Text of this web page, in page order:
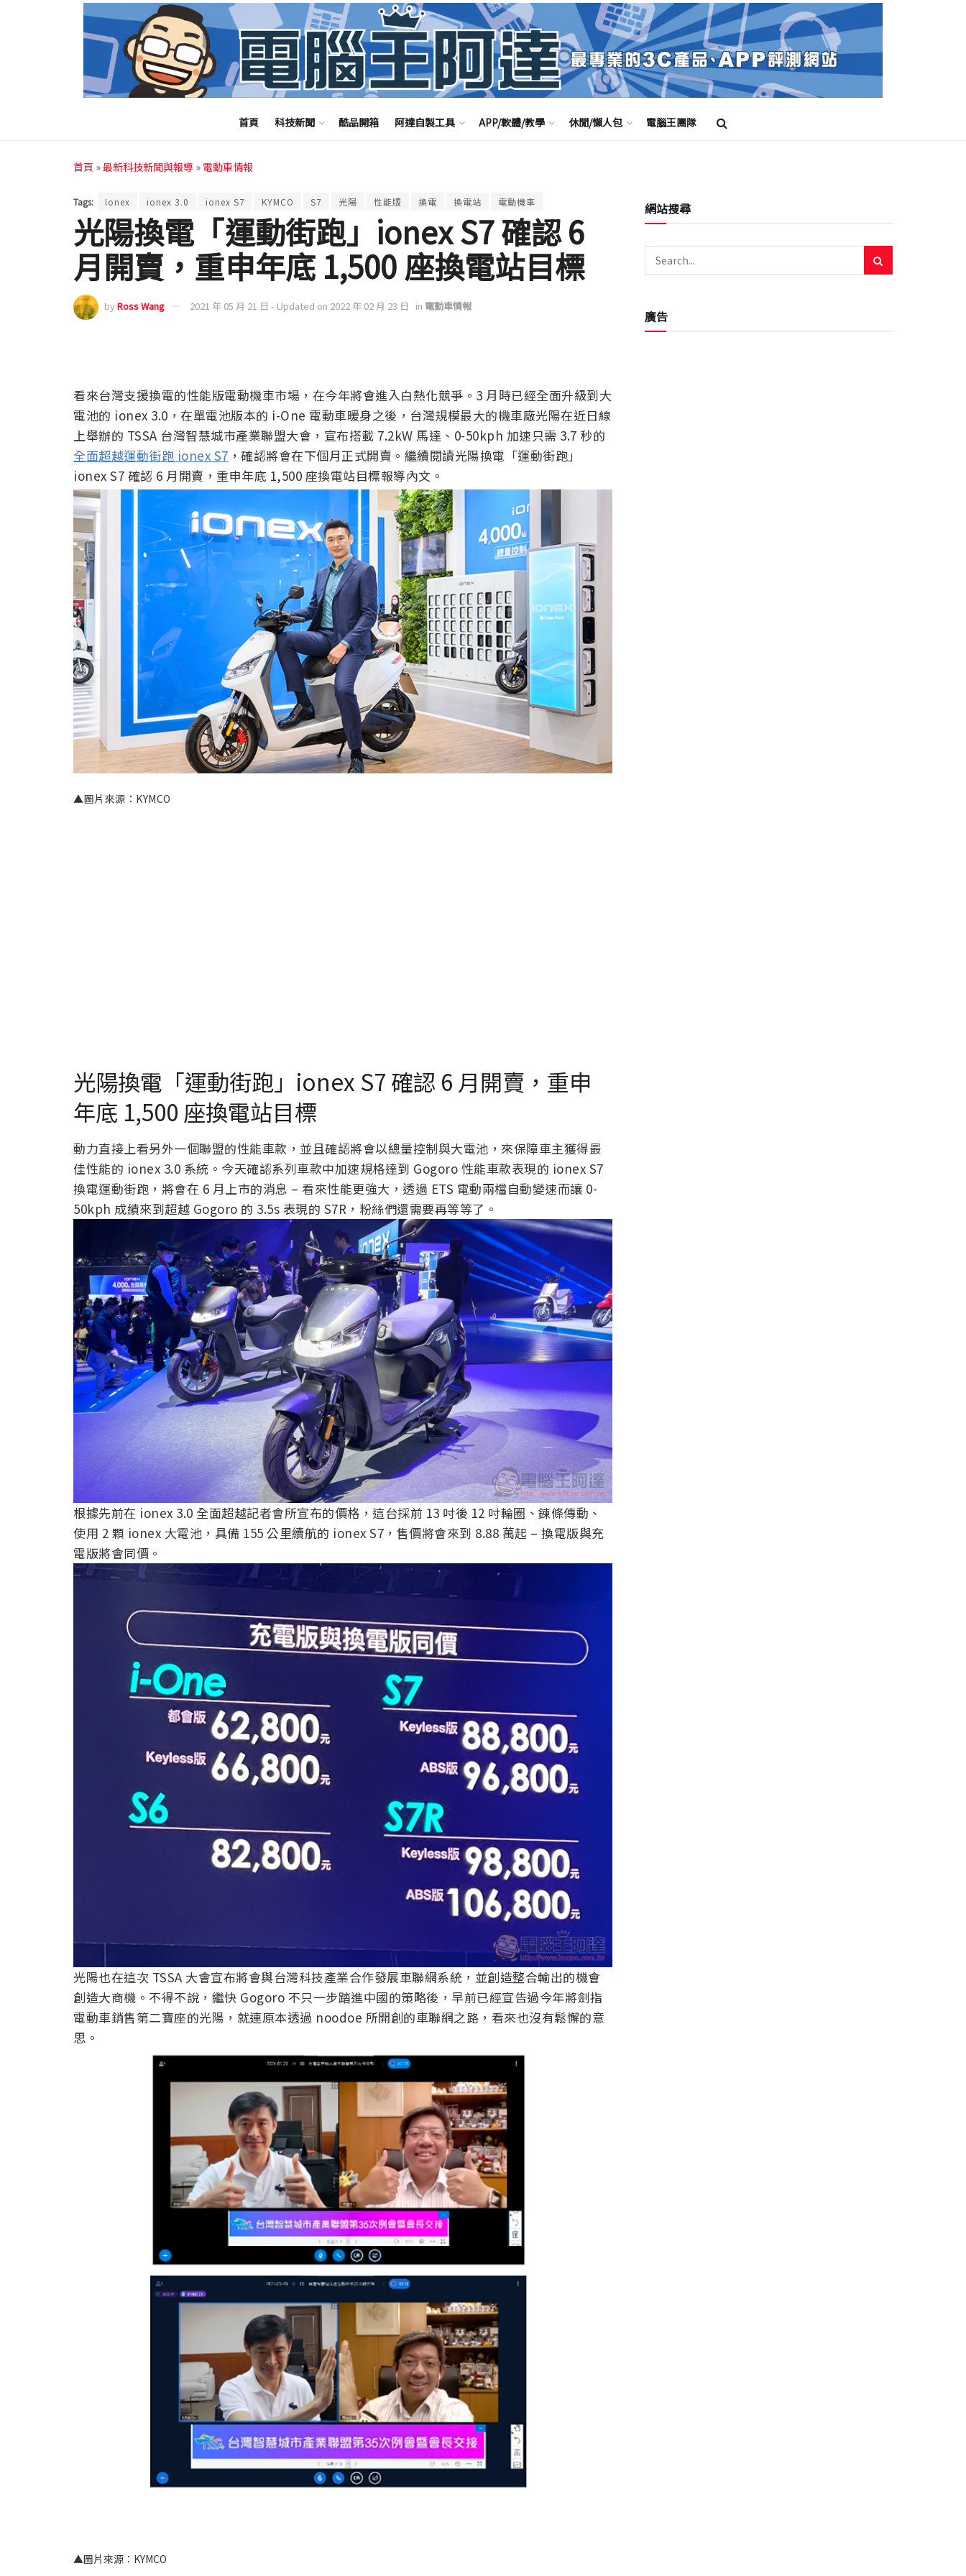
首頁 科技新聞 酷品開箱 阿達自製工具 APP/軟體/教學 休閒/懶人包 電腦王團隊
首頁 »最新科技新聞與報導 » 電動車情報
Tags: Ionex ionex 3.0 ionex S7 KYMCO S7 光陽 性能版 換電 換電站 電動機車
光陽換電「運動街跑」ionex S7 確認 6
月開賣，重申年底 1,500 座換電站目標
byRoss Wang 2021 年 05 月 21 日 - Updated on 2022 年 02 月 23 日 in 電動車情報
看來台灣支援換電的性能版電動機車市場，在今年將會進入白熱化競爭。3 月時已經全面升級到大
電池的 ionex 3.0，在單電池版本的 i-One 電動車暖身之後，台灣規模最大的機車廠光陽在近日線
上舉辦的 TSSA 台灣智慧城市產業聯盟大會，宣布搭載 7.2kW 馬達、0-50kph 加速只需 3.7 秒的
全面超越運動街跑 ionex S7 ，確認將會在下個月正式開賣。繼續閱讀光陽換電「運動街跑」
ionex S7 確認 6 月開賣，重申年底 1,500 座換電站目標報導內文。
▲圖片來源：KYMCO
光陽換電「運動街跑」ionex S7 確認 6 月開賣，重申
年底 1,500 座換電站目標
動力直接上看另外一個聯盟的性能車款，並且確認將會以總量控制與大電池，來保障車主獲得最
佳性能的 ionex 3.0 系統。今天確認系列車款中加速規格達到 Gogoro 性能車款表現的 ionex S7
換電運動街跑，將會在 6 月上市的消息 – 看來性能更強大，透過 ETS 電動兩檔自動變速而讓 0-
50kph 成績來到超越 Gogoro 的 3.5s 表現的 S7R，粉絲們還需要再等等了。
根據先前在 ionex 3.0 全面超越記者會所宣布的價格，這台採前 13 吋後 12 吋輪圈、鍊條傳動、
使用 2 顆 ionex 大電池，具備 155 公里續航的 ionex S7，售價將會來到 8.88 萬起 – 換電版與充
電版將會同價。
光陽也在這次 TSSA 大會宣布將會與台灣科技產業合作發展車聯網系統，並創造整合輸出的機會
創造大商機。不得不說，繼快 Gogoro 不只一步踏進中國的策略後，早前已經宣告過今年將劍指
電動車銷售第二寶座的光陽，就連原本透過 noodoe 所開創的車聯網之路，看來也沒有鬆懈的意
思。
▲圖片來源：KYMCO
網站搜尋
廣告